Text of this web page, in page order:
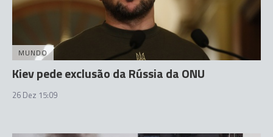
MUNDO
Kiev pede exclusão da Rússia da ONU
26 Dez 15:09